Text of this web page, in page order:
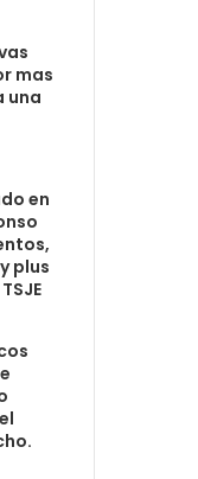
mas
una
en
plus